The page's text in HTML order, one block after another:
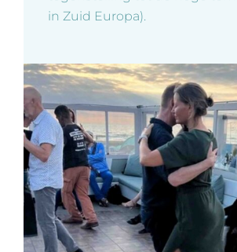
in Zuid Europa).